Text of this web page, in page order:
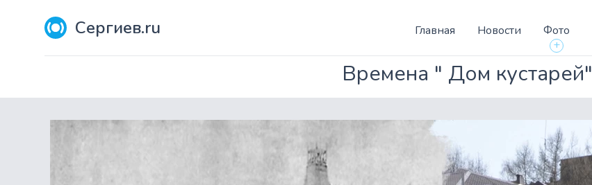
Сергиев.ru Главная Новости
Фото
+
Времена " Дом кустарей"